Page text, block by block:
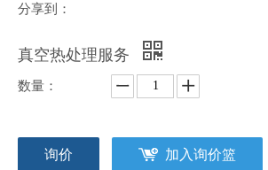
分享到：
真空热处理服务
数量：
询价 加入询价篮